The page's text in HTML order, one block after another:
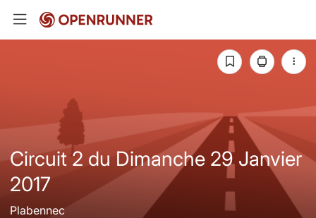
Circuit 2 du Dimanche 29 Janvier
2017
Plabennec